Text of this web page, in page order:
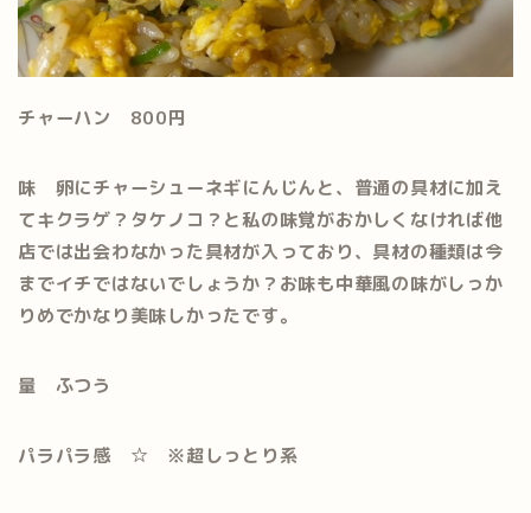
チャーハン 800円
味 卵にチャーシューネギにんじんと、普通の具材に加え
てキクラゲ？タケノコ？と私の味覚がおかしくなければ他
店では出会わなかった具材が入っており、具材の種類は今
までイチではないでしょうか？お味も中華風の味がしっか
りめでかなり美味しかったです。
量 ふつう
パラパラ感 ☆ ※超しっとり系